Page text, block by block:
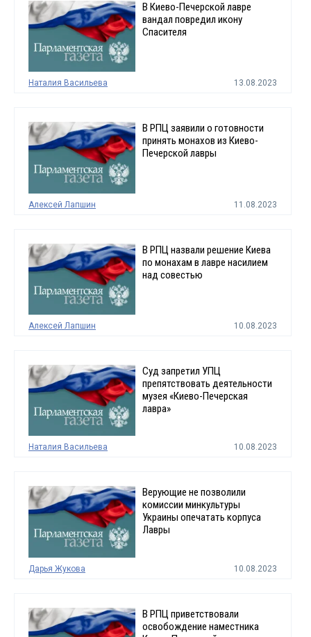
В Киево-Печерской лавре
вандал повредил икону
Спасителя
Наталия Васильева 13.08.2023
В РПЦ заявили о готовности
принять монахов из Киево-
Печерской лавры
Алексей Лапшин 11.08.2023
В РПЦ назвали решение Киева
по монахам в лавре насилием
над совестью
Алексей Лапшин 10.08.2023
Суд запретил УПЦ
препятствовать деятельности
музея «Киево-Печерская
лавра»
Наталия Васильева 10.08.2023
Верующие не позволили
комиссии минкультуры
Украины опечатать корпуса
Лавры
Дарья Жукова 10.08.2023
В РПЦ приветствовали
освобождение наместника